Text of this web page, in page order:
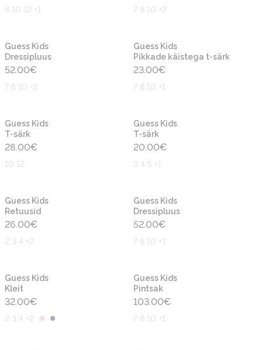
8 10 12 +1 7 8 10 +2
Guess Kids
Dressipluus
52.00€
7 8 10 +2
Guess Kids
Pikkade käistega t-särk
23.00€
7 8 10 +1
Guess Kids
T-särk
28.00€
10 12
Guess Kids
T-särk
20.00€
3 4 5 +1
Guess Kids
Retuusid
26.00€
2 3 4 +2
Guess Kids
Dressipluus
52.00€
7 8 10 +1
Guess Kids
Kleit
32.00€
2 3 4 +2
Guess Kids
Pintsak
103.00€
7 8 10 +1